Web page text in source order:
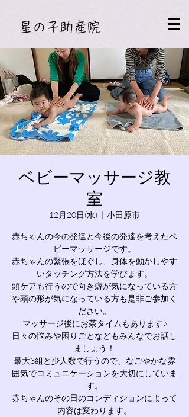
​星の子助産院
ベビーマッサージ教
室
12月20日(水)
  |
小田原市
赤ちゃんの今の発達と今後の発達を考えたベ
ビーマッサージです。
赤ちゃんの緊張をほぐし、身体を動かしやす
いタッチング方法を学びます。
頭ケアも行うので向き癖が気になっている方
や頭の形が気になっている方も是非ご参加く
ださい。
マッサージ後にお茶タイムもあります♪
日々の悩みや困りごとなどもみんなでお話し
ましょう！
最大3組と少人数で行うので、なごやかな雰
囲気でコミュニケーションを大切にしていま
す。
赤ちゃんのその日のコンディションによって
内容は変わります。